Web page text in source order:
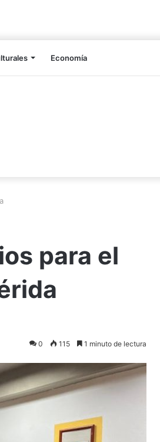
Economía
para el
0 115 1 minuto de lectura